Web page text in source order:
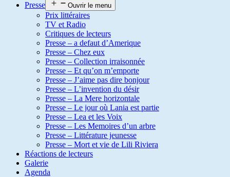
Presse
Ouvrir le menu
Prix littéraires
TV et Radio
Critiques de lecteurs
Presse – a defaut d’Amerique
Presse – Chez eux
Presse – Collection irraisonnée
Presse – Et qu’on m’emporte
Presse – J’aime pas dire bonjour
Presse – L’invention du désir
Presse – La Mere horizontale
Presse – Le jour où Lania est partie
Presse – Lea et les Voix
Presse – Les Memoires d’un arbre
Presse – Littérature jeunesse
Presse – Mort et vie de Lili Riviera
Réactions de lecteurs
Galerie
Agenda